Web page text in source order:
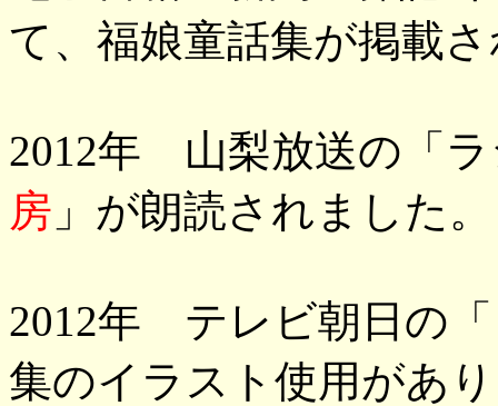
て、福娘童話集が掲載
2012年 山梨放送の「
房 」が朗読されました。
2012年 テレビ朝日の
集のイラスト使用があ